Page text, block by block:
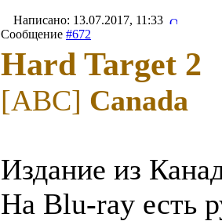
Написано: 13.07.2017, 11:33
Сообщение #672
Hard Target 2
[ABC] Canada
Издание из
На Blu-ray есть